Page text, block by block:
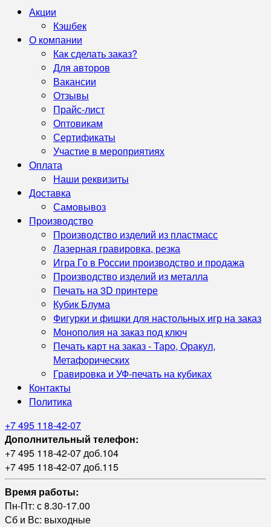
Акции
Кэшбек
О компании
Как сделать заказ?
Для авторов
Вакансии
Отзывы
Прайс-лист
Оптовикам
Сертификаты
Участие в мероприятиях
Оплата
Наши реквизиты
Доставка
Самовывоз
Производство
Производство изделий из пластмасс
Лазерная гравировка, резка
Игра Го в России производство и продажа
Производство изделий из металла
Печать на 3D принтере
Кубик Блума
Фигурки и фишки для настольных игр на заказ
Монополия на заказ под ключ
Печать карт на заказ - Таро, Оракул,
Метафорических
Гравировка и УФ‑печать на кубиках
Контакты
Политика
+7 495 118-42-07
Дополнительный телефон:
+7 495 118-42-07 доб.104
+7 495 118-42-07 доб.115
Время работы:
Пн-Пт: с 8.30-17.00
Сб и Вс: выходные